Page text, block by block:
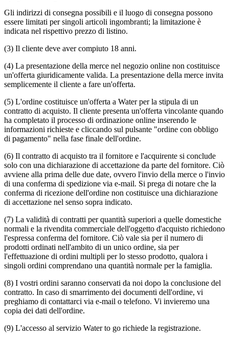
Gli indirizzi di consegna possibili e il luogo di consegna possono
essere limitati per singoli articoli ingombranti; la limitazione è
indicata nel rispettivo prezzo di listino.
(3) Il cliente deve aver compiuto 18 anni.
(4) La presentazione della merce nel negozio online non costituisce
un'offerta giuridicamente valida. La presentazione della merce invita
semplicemente il cliente a fare un'offerta.
(5) L'ordine costituisce un'offerta a Water per la stipula di un
contratto di acquisto. Il cliente presenta un'offerta vincolante quando
ha completato il processo di ordinazione online inserendo le
informazioni richieste e cliccando sul pulsante "ordine con obbligo
di pagamento" nella fase finale dell'ordine.
(6) Il contratto di acquisto tra il fornitore e l'acquirente si conclude
solo con una dichiarazione di accettazione da parte del fornitore. Ciò
avviene alla prima delle due date, ovvero l'invio della merce o l'invio
di una conferma di spedizione via e-mail. Si prega di notare che la
conferma di ricezione dell'ordine non costituisce una dichiarazione
di accettazione nel senso sopra indicato.
(7) La validità di contratti per quantità superiori a quelle domestiche
normali e la rivendita commerciale dell'oggetto d'acquisto richiedono
l'espressa conferma del fornitore. Ciò vale sia per il numero di
prodotti ordinati nell'ambito di un unico ordine, sia per
l'effettuazione di ordini multipli per lo stesso prodotto, qualora i
singoli ordini comprendano una quantità normale per la famiglia.
(8) I vostri ordini saranno conservati da noi dopo la conclusione del
contratto. In caso di smarrimento dei documenti dell'ordine, vi
preghiamo di contattarci via e-mail o telefono. Vi invieremo una
copia dei dati dell'ordine.
(9) L'accesso al servizio Water to go richiede la registrazione.